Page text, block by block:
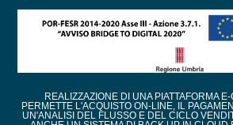
REALIZZAZIONE DI UNA PIATTAFORMA
PERMETTE L'ACQUISTO ON-LINE, IL
UN'ANALISI DEL FLUSSO E DEL CICLO